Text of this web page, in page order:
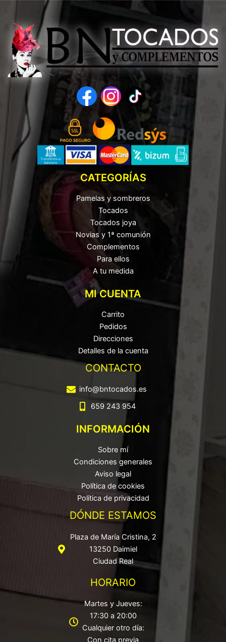
CATEGORÍAS
Pamelas y sombreros
Tocados
Tocados joya
Novias y 1ª comunión
Complementos
Para ellos
A tu medida
MI CUENTA
Carrito
Pedidos
Direcciones
Detalles de la cuenta
CONTACTO
info@bntocados.es
659 243 954
INFORMACIÓN
Sobre mí
Condiciones generales
Aviso legal
Política de cookies
Política de privacidad
DÓNDE ESTAMOS
Plaza de María Cristina, 2
13250 Daimiel
Ciudad Real
HORARIO
Martes y Jueves:
17:30 a 20:00
Cualquier otro día:
Con cita previa